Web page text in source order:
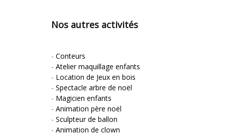
Nos autres activités
- Conteurs
- Atelier maquillage enfants
- Location de Jeux en bois
- Spectacle arbre de noël
- Magicien enfants
- Animation père noël
- Sculpteur de ballon
- Animation de clown